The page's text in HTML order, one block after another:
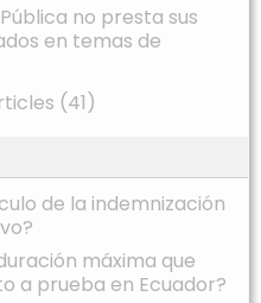
no presta sus
en temas de
(41)
de la indemnización
máxima que
a prueba en Ecuador?